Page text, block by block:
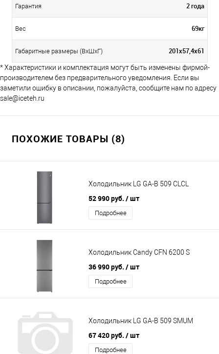
Гарантия 2 года
Вес 69кг
Габаритные размеры (ВхШхГ) 201х57,4х61
* Характеристики и комплектация могут быть изменены фирмой-
производителем без предварительного уведомления. Если вы
заметили ошибку в описании, пожалуйста, сообщите нам по адресу
sale@iceteh.ru
ПОХОЖИЕ ТОВАРЫ (8)
Холодильник LG GA-B 509 CLСL
52 990 руб. / шт
Подробнее
Холодильник Candy CFN 6200 S
36 990 руб. / шт
Подробнее
Холодильник LG GA-B 509 SMUM
67 420 руб. / шт
Подробнее